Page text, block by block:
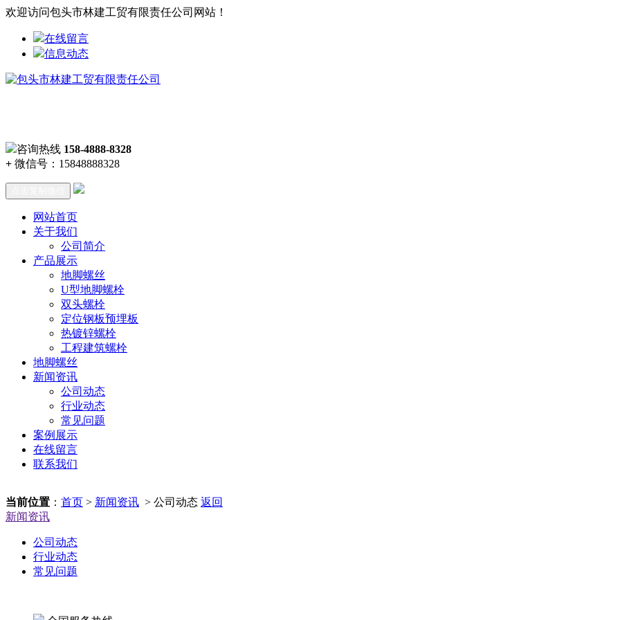
欢迎访问包头市林建工贸有限责任公司网站！
在线留言
信息动态
咨询热线 158-4888-8328
+ 微信号： 15848888328
网站首页
关于我们
公司简介
产品展示
地脚螺丝
U型地脚螺栓
双头螺栓
定位钢板预埋板
热镀锌螺栓
工程建筑螺栓
地脚螺丝
新闻资讯
公司动态
行业动态
常见问题
案例展示
在线留言
联系我们
当前位置 ： 首页 > 新闻资讯 > 公司动态 返回
新闻资讯
公司动态
行业动态
常见问题